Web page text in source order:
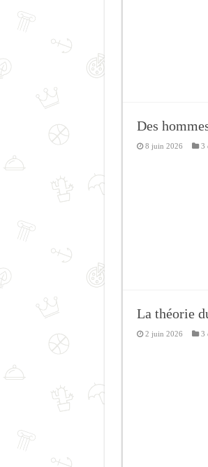
Des
8 juin 2026 3
La théorie
2 juin 2026 3